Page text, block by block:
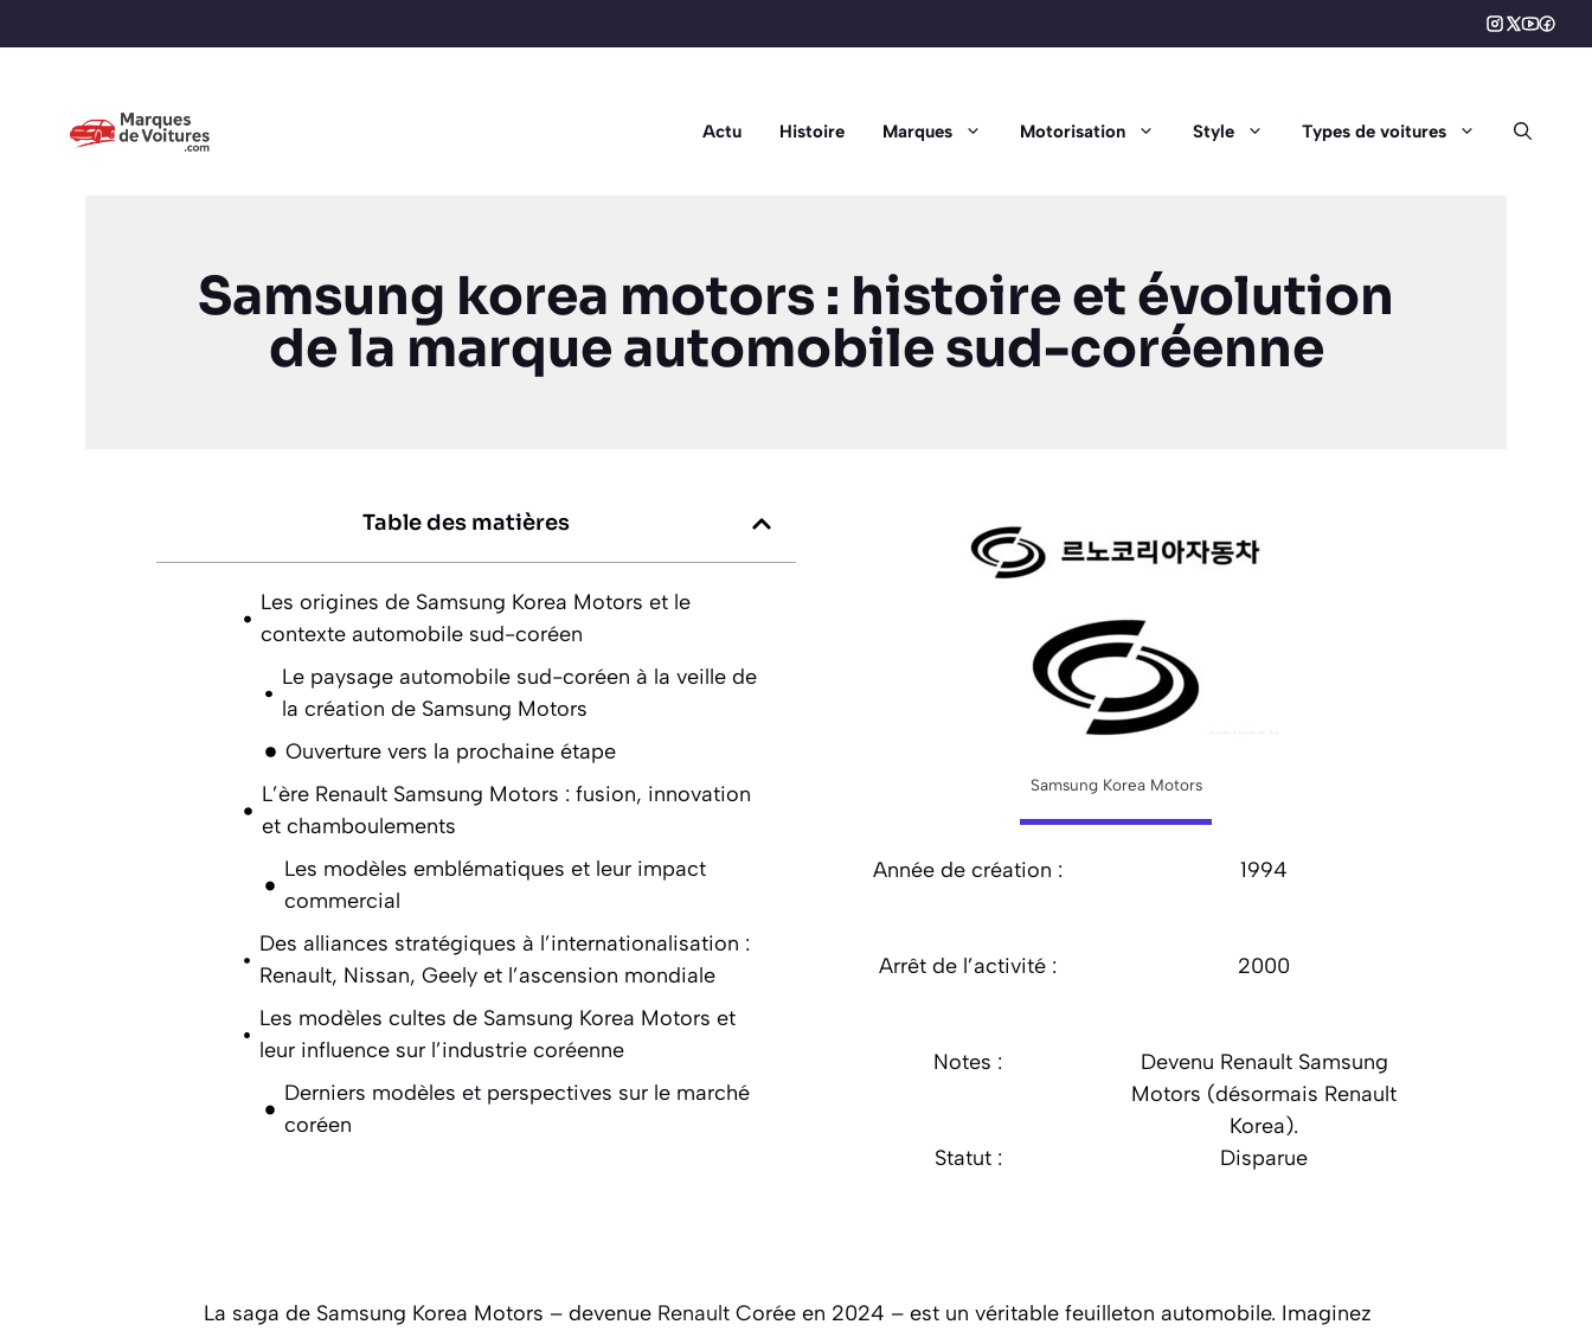
Actu Histoire Marques Motorisation Style Types de voitures
Samsung korea motors : histoire et évolution
de la marque automobile sud-coréenne
Table des matières
Les origines de Samsung Korea Motors et le
contexte automobile sud-coréen
Le paysage automobile sud-coréen à la veille de
la création de Samsung Motors
Ouverture vers la prochaine étape
L’ère Renault Samsung Motors : fusion, innovation
et chamboulements
Les modèles emblématiques et leur impact
commercial
Des alliances stratégiques à l’internationalisation :
Renault, Nissan, Geely et l’ascension mondiale
Les modèles cultes de Samsung Korea Motors et
leur influence sur l’industrie coréenne
Derniers modèles et perspectives sur le marché
coréen
Samsung Korea Motors
Année de création : 1994
Arrêt de l’activité : 2000
Notes :
Devenu Renault Samsung
Motors (désormais Renault
Korea).
Statut :
Disparue
La saga de Samsung Korea Motors – devenue Renault Corée en 2024 – est un véritable feuilleton automobile. Imaginez